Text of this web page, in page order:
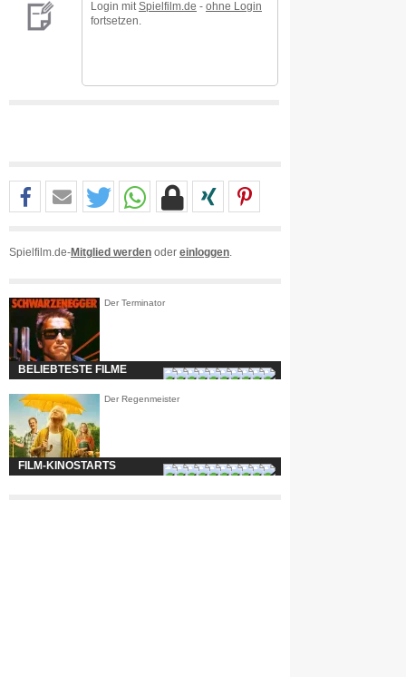
Login mit Spielfilm.de - ohne Login
fortsetzen.
Spielfilm.de-Mitglied werden oder einloggen
Der Terminator
BELIEBTESTE FILME
Der Regenmeister
FILM-KINOSTARTS